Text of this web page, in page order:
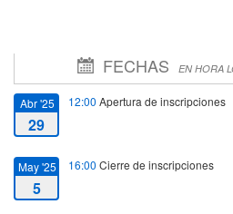
FECHAS EN HORA
Abr '25
29
12:00 Apertura de inscripciones
May '25
5
16:00 Cierre de inscripciones